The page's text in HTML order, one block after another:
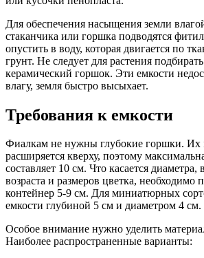
Для обеспечения насыщения земли
стаканчика или горшка подводятся
опустить в воду, которая двигается по
грунт. Не следует для растения
керамический горшок. Эти емкости
влагу, земля быстро высыхает.
Требования к емкости
Фиалкам не нужны глубокие горшки. Их
расширяется кверху, поэтому
составляет 10 см. Что касается диаметра,
возраста и размеров цветка, необходимо
контейнер 5-9 см. Для миниатюрных
емкости глубиной 5 см и диаметром 4 см.
Особое внимание нужно уделить
Наиболее распространенные варианты: